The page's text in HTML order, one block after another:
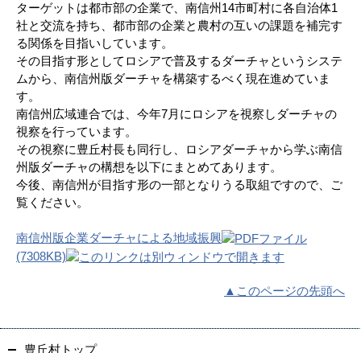
ターゲットは都市部の企業で、南信州14市町村に各自治体1
社と交流を持ち、都市部の企業と農村の互いの課題を補完す
る関係を目指いしています。
その目指す形としてロシアで普及するダーチャというシステ
ムから、南信州版ダーチャを構築するべく現在進めていま
す。
南信州広域連合では、今年7月にロシアを視察しダーチャの
視察を行っています。
その視察に豊丘村長も同行し、ロシアダーチャから学ぶ南信
州版ダーチャの構想を以下にまとめてあります。
今後、南信州が目指す形の一部となりうる取組ですので、ご
覧ください。
南信州版企業ダーチャによる地域振興
(7308KB)
▲このページの先頭へ
豊丘村トップ